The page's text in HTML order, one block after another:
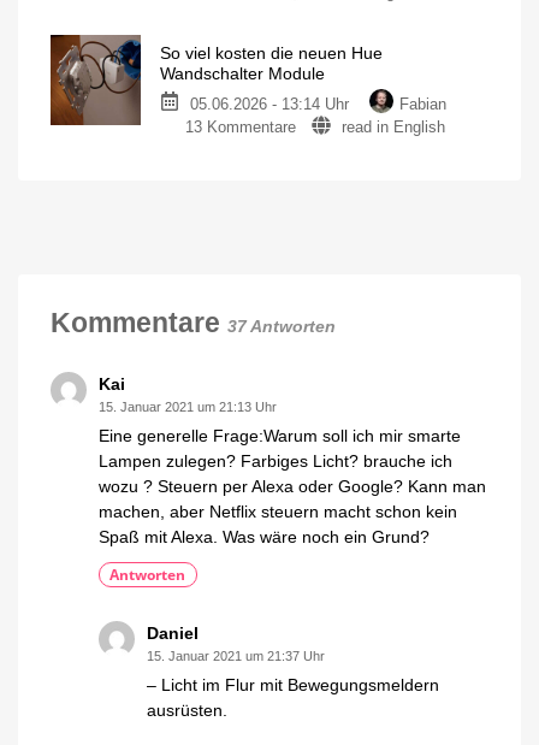
Stück
Shelly?
Dumme
smart
machen
Neuheiten
von
Philips
Hue
Highlights
So viel kosten die neuen Hue
Wandschalter Module
05.06.2026 - 13:14 Uhr
Fabian
13 Kommentarezu
Bis
read in English
Kommentare 37 Antworten
Kai
15. Januar 2021 um 21:13 Uhr
Eine generelle Frage:Warum soll ich mir smarte
Lampen zulegen? Farbiges Licht? brauche ich
wozu ? Steuern per Alexa oder Google? Kann man
machen, aber Netflix steuern macht schon kein
Spaß mit Alexa. Was wäre noch ein Grund?
Antworten
Daniel
15. Januar 2021 um 21:37 Uhr
– Licht im Flur mit Bewegungsmeldern
ausrüsten.